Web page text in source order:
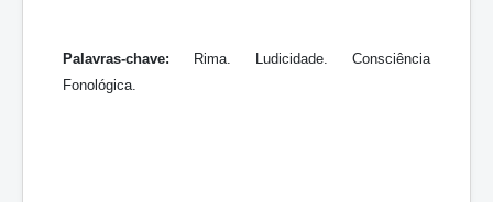
Palavras-chave: Rima. Ludicidade. Consciência
Fonológica.